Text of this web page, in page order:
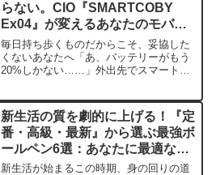
らない。CIO『SMARTCOBY
Ex04』が変えるあなたのモバイ
ルライフ
毎日持ち歩くものだからこそ、妥協した
くないあなたへ「あ、バッテリーがもう
20%しかない……」外出先でスマートフ
す。慌ててカバンの中からモバイルバッ
テリーを取り出すものの、...
新生活の質を劇的に上げる！『定
番・高級・最新』から選ぶ最強ボ
ールペン6選：あなたに最適な一
択はどれ？
新生活が始まるこの時期、身の回りの道